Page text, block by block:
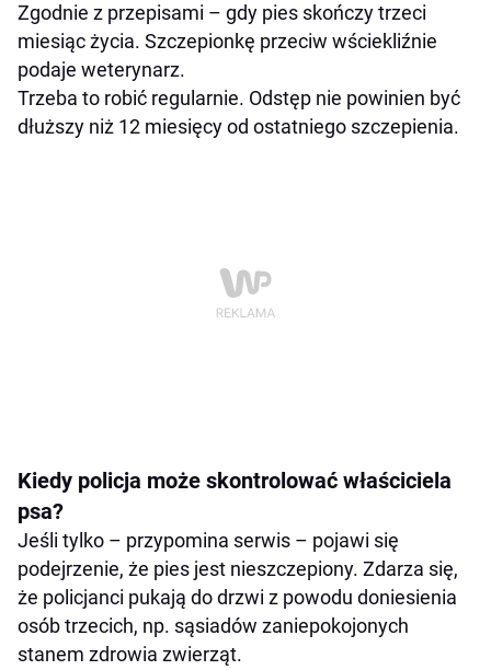
Zgodnie z przepisami – gdy pies skończy trzeci
miesiąc życia. Szczepionkę przeciw wściekliźnie
podaje weterynarz.
Trzeba to robić regularnie. Odstęp nie powinien być
dłuższy niż 12 miesięcy od ostatniego szczepienia.
Kiedy policja może skontrolować właściciela
psa?
Jeśli tylko – przypomina serwis – pojawi się
podejrzenie, że pies jest nieszczepiony. Zdarza się,
że policjanci pukają do drzwi z powodu doniesienia
osób trzecich, np. sąsiadów zaniepokojonych
stanem zdrowia zwierząt.